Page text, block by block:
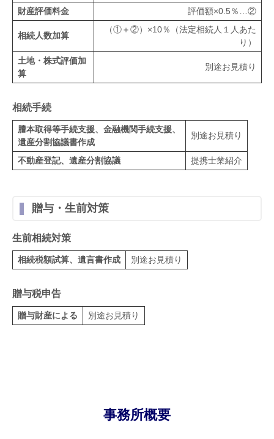
財産評価料金
評価額×0.5％…②
相続人数加算
（①＋②）×10％（法定相続人１人あた
り）
土地・株式評価加
算
別途お見積り
相続手続
謄本取得等手続支援、金融機関手続支援、
遺産分割協議書作成
別途お見積り
不動産登記、遺産分割協議 提携士業紹介
贈与・生前対策
生前相続対策
相続税額試算、遺言書作成 別途お見積り
贈与税申告
贈与財産による 別途お見積り
事務所概要